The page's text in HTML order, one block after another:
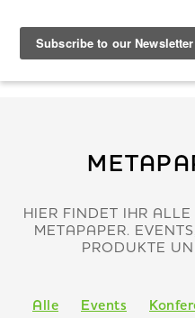
Papiere
Production
HIER FINDET IHR
METAPAPER.
PRODUKTE
Alle Events